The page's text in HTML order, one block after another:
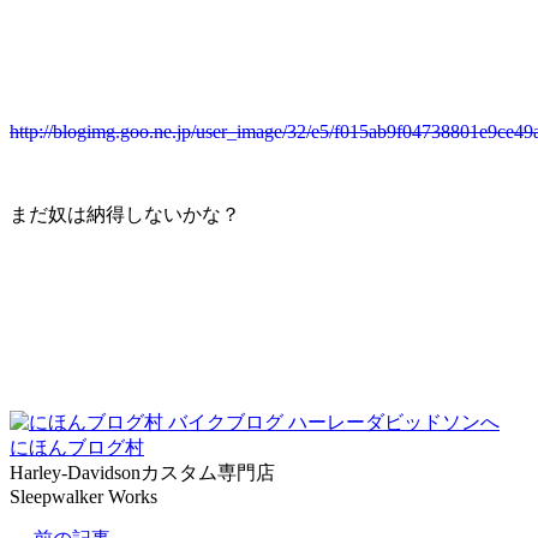
http://blogimg.goo.ne.jp/user_image/32/e5/
まだ奴は納得しないかな？
にほんブログ村
Harley-Davidsonカスタム専門店
Sleepwalker Works